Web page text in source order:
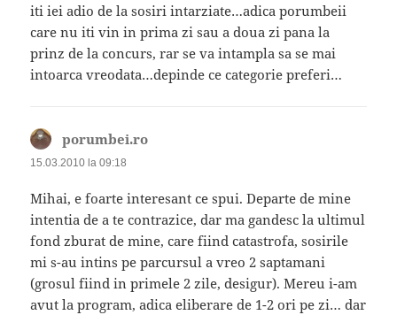
iti iei adio de la sosiri intarziate…adica porumbeii
care nu iti vin in prima zi sau a doua zi pana la
prinz de la concurs, rar se va intampla sa se mai
intoarca vreodata…depinde ce categorie preferi…
porumbei.ro
15.03.2010 la 09:18
Mihai, e foarte interesant ce spui. Departe de mine
intentia de a te contrazice, dar ma gandesc la ultimul
fond zburat de mine, care fiind catastrofa, sosirile
mi s-au intins pe parcursul a vreo 2 saptamani
(grosul fiind in primele 2 zile, desigur). Mereu i-am
avut la program, adica eliberare de 1-2 ori pe zi… dar